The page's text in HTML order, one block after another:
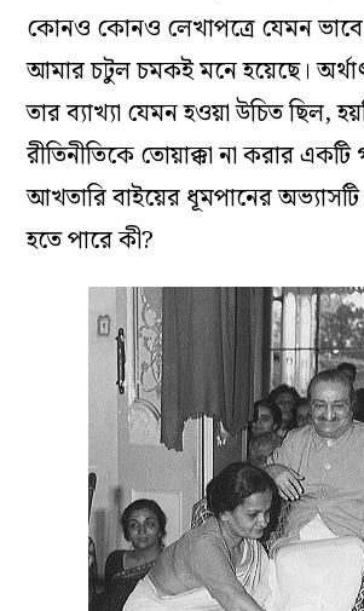
কোনও কোনও লেখাপত্রে যেমন
আমার চটুল চমকই মনে হয়েছে।
তার ব্যাখ্যা যেমন হওয়া উচিত ছিল,
রীতিনীতিকে তোয়াক্কা না করার একটি
আখতারি বাইয়ের ধূমপানের
হতে পারে কী?